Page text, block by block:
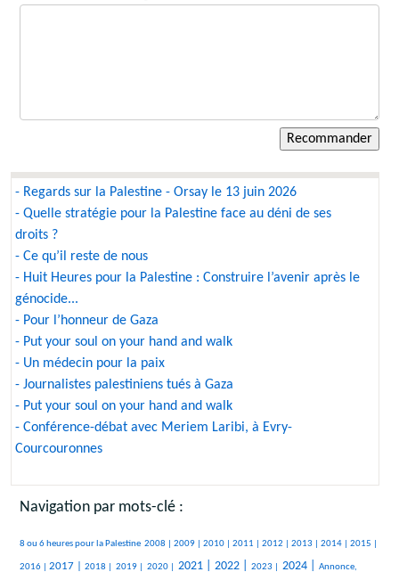
- Regards sur la Palestine - Orsay le 13 juin 2026
- Quelle stratégie pour la Palestine face au déni de ses
droits ?
- Ce qu’il reste de nous
- Huit Heures pour la Palestine : Construire l’avenir après le
génocide...
- Pour l’honneur de Gaza
- Put your soul on your hand and walk
- Un médecin pour la paix
- Journalistes palestiniens tués à Gaza
- Put your soul on your hand and walk
- Conférence-débat avec Meriem Laribi, à Evry-
Courcouronnes
Navigation par mots-clé :
381/1847
8 ou 6 heures pour la Palestine
55/1847 2008 |
258/1847 2009 |
243/1847 2010 |
193/1847 2011 |
123/1847 2012 |
228/1847 2013 |
96/1847 2014 |
84/1847 2015 |
263/1847
2016 |
442/1847
2017 |
138/1847 2018 |
65/1847 2019 |
87/1847 2020 |
632/1847 2021 |
670/1847 2022 |
271/1847 2023 |
698/1847 2024 |
264/1847 Annonce,